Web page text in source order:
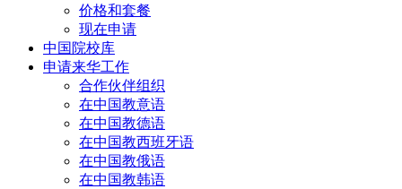
价格和套餐
现在申请
中国院校库
申请来华工作
合作伙伴组织
在中国教意语
在中国教德语
在中国教西班牙语
在中国教俄语
在中国教韩语